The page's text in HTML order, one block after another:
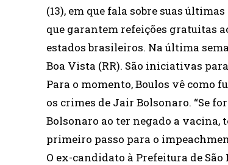
(13), em que fala sobre suas
que garantem refeições gratuitas
estados brasileiros. Na última
Boa Vista (RR). São iniciativas
Para o momento, Boulos vê como
os crimes de Jair Bolsonaro. “Se
Bolsonaro ao ter negado a vacina,
primeiro passo para o
O ex-candidato à Prefeitura de